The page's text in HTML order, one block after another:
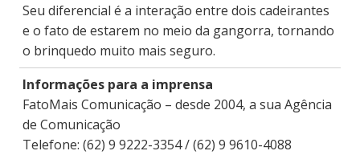
Seu diferencial é a interação entre dois cadeirantes
e o fato de estarem no meio da gangorra, tornando
o brinquedo muito mais seguro.
Informações para a imprensa
FatoMais Comunicação – desde 2004, a sua Agência
de Comunicação
Telefone: (62) 9 9222-3354 / (62) 9 9610-4088